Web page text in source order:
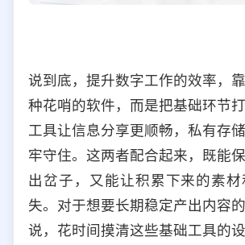
说到底，提升数字工作的效率，
种花哨的软件，而是把基础环节
工具让信息分享更顺畅，私有存
牢守住。这两者配合起来，既能
出岔子，又能让积累下来的素
失。对于想要长期稳定产出内容
说，花时间摸清这些基础工具的